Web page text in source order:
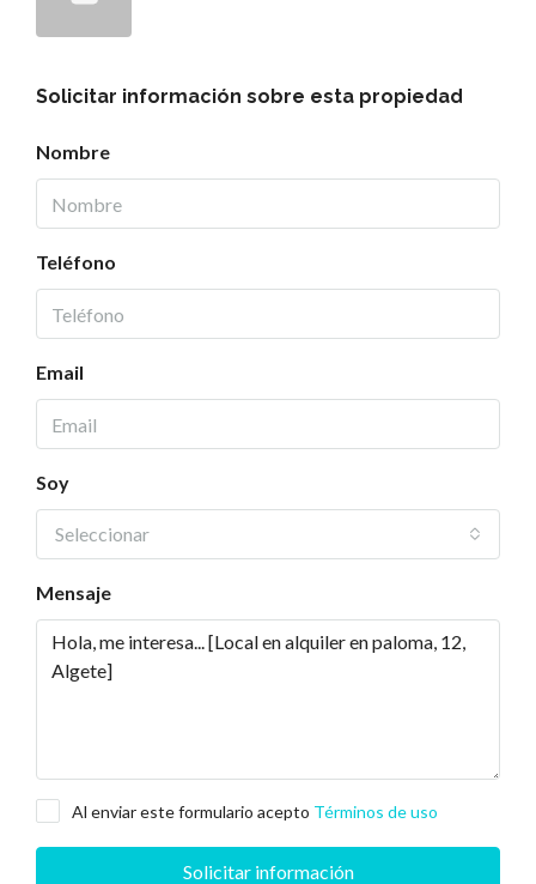
Solicitar información sobre esta propiedad
Nombre
Teléfono
Email
Soy
Seleccionar
Mensaje
Al enviar este formulario acepto Términos de uso
Solicitar información